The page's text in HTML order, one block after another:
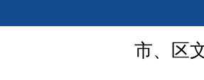
市、区